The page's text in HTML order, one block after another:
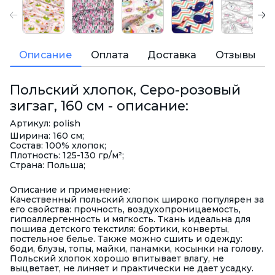
Описание Оплата Доставка Отзывы
Польский хлопок, Серо-розовый
зигзаг, 160 см - описание:
Артикул: polish
Ширина: 160 см;
Состав: 100% хлопок;
Плотность: 125-130 гр/м²;
Страна: Польша;
Описание и применение:
Качественный польский хлопок широко популярен за
его свойства: прочность, воздухопроницаемость,
гипоаллергенность и мягкость. Ткань идеальна для
пошива детского текстиля: бортики, конверты,
постельное белье. Также можно сшить и одежду:
боди, блузы, топы, майки, панамки, косынки на голову.
Польский хлопок хорошо впитывает влагу, не
выцветает, не линяет и практически не дает усадку.